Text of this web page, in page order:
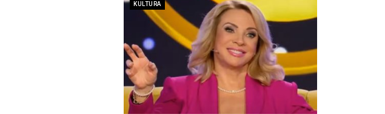
KULTURA